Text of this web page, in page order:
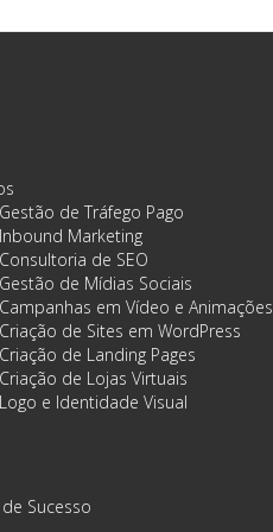
de Tráfego Pago
Marketing
de SEO
de Mídias Sociais
em Vídeo e Animações
de Sites em WordPress
de Landing Pages
de Lojas Virtuais
e Identidade Visual
Sucesso